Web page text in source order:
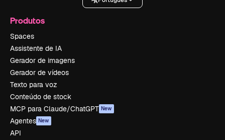
Produtos
Spaces
Assistente de IA
Gerador de imagens
Gerador de vídeos
Texto para voz
Conteúdo de stock
MCP para Claude/ChatGPT New
Agentes New
API